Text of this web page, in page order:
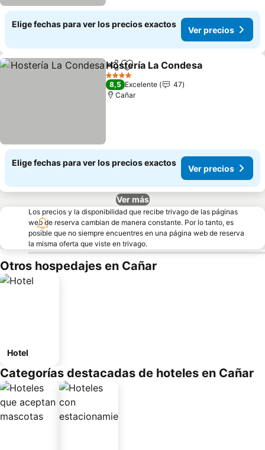
Elige fechas para ver los precios exactos
Ver precios
CompartirAgregar a favoritos
Hostería La Condesa
4 Estrellas
8,5 Excelente
47
Cañar
Elige fechas para ver los precios exactos
Ver precios
Ver más
Los precios y la disponibilidad que recibe trivago de las páginas
web de reserva cambian de manera constante. Por lo tanto, es
posible que no siempre encuentres en una página web de reserva
la misma oferta que viste en trivago.
Otros hospedajes en Cañar
Hotel
Categorías destacadas de hoteles en Cañar